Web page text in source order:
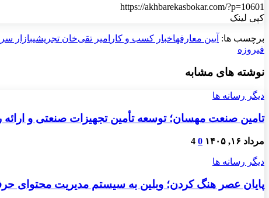
https://akhbarekasbokar.com/?p=10601
کپی لینک
برچسب ها: آیین معارفهاخبار کسب و کار امیر تقی‌خان تجریشیبازار
فیروزه
نوشته های مشابه
دیگر رسانه ها
تامین صنعت مهسان؛ توسعه تأمین تجهیزات صنعتی و
مرداد ۱۶, ۱۴۰۵ 0
4
دیگر رسانه ها
پایان عصر هنگ کردن؛ وبلین به سیستم مدیریت محتوای